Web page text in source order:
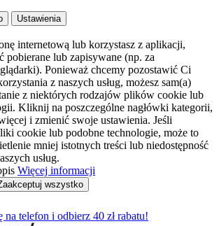
Ustawienia
internetową lub korzystasz z aplikacji,
pobierane lub zapisywane (np. za
Ponieważ chcemy pozostawić Ci
z naszych usług, możesz sam(a)
z niektórych rodzajów plików cookie lub
Kliknij na poszczególne nagłówki kategorii,
i zmienić swoje ustawienia. Jeśli
cookie lub podobne technologie, może to
mniej istotnych treści lub niedostępność
usług.
Więcej informacji
wszystko
na telefon i odbierz 40 zł rabatu!